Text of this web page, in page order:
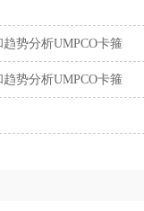
势分析UMPCO卡箍
势分析UMPCO卡箍